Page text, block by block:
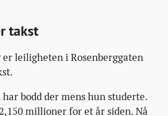
takst
leiligheten i Rosenberggaten
har bodd der mens hun studerte.
millioner for et år siden. Nå